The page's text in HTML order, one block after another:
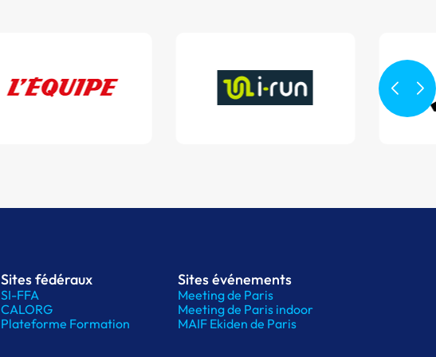
Sites fédéraux
SI-FFA
CALORG
Plateforme Formation
Sites événements
Meeting de Paris
Meeting de Paris indoor
MAIF Ekiden de Paris